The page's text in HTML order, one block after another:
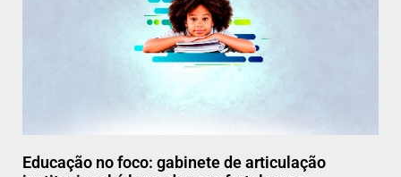
Educação no foco: gabinete de articulação